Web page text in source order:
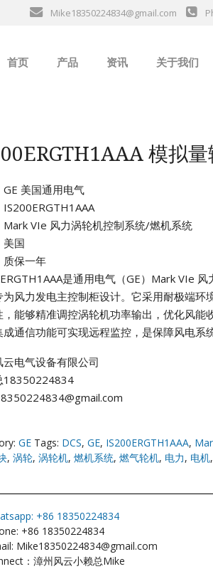
Mike18350224834@gmail.com
首页 产品
EMERSON
AMAT
Bently Nevada
EATON
Enterasys
EPRO
FOXBORO
HIMA
资讯 关于我们
模拟
GE 美国通用电气
IS200ERGTH1AAA
Mark VIe 风力涡轮机控制系统/燃机系统
美国
质保一年
是通用电气（GE）Mark VIe
为风力发电主控制柜设计。它采用耐极端环
，能够精准调控涡轮机功率输出，优化风能
成通信功能可实现远程监控，是保障风电系
云电气设备有限公司
18350224834
GE Tags: DCS, GE, IS200ERGTH1AAA,
, 涡轮, 涡轮机, 燃机系统, 燃气轮机, 电力, 电机,
+86 18350224834
+86 18350224834
Mike18350224834@gmail.com
：漳州风云小赖总Mike